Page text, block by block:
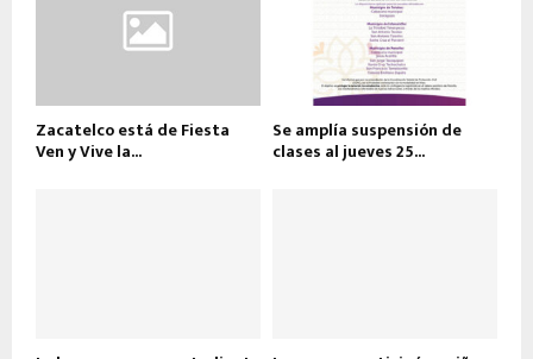
Zacatelco está de Fiesta
Ven y Vive la...
Se amplía suspensión de
clases al jueves 25...